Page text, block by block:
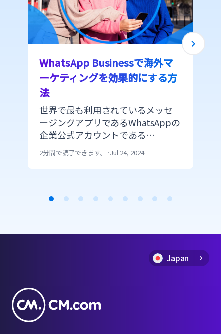
WhatsApp Businessで海外マ
ーケティングを効果的にする方
法
世界で最も利用されているメッセ
ージングアプリであるWhatsAppの
企業公式アカウントである
WhatsApp Businessをマーケティ
ングで活用する際に顧客とのコミ
介。
2分間で読了できます。 · Jul 24, 2024
1
Japan